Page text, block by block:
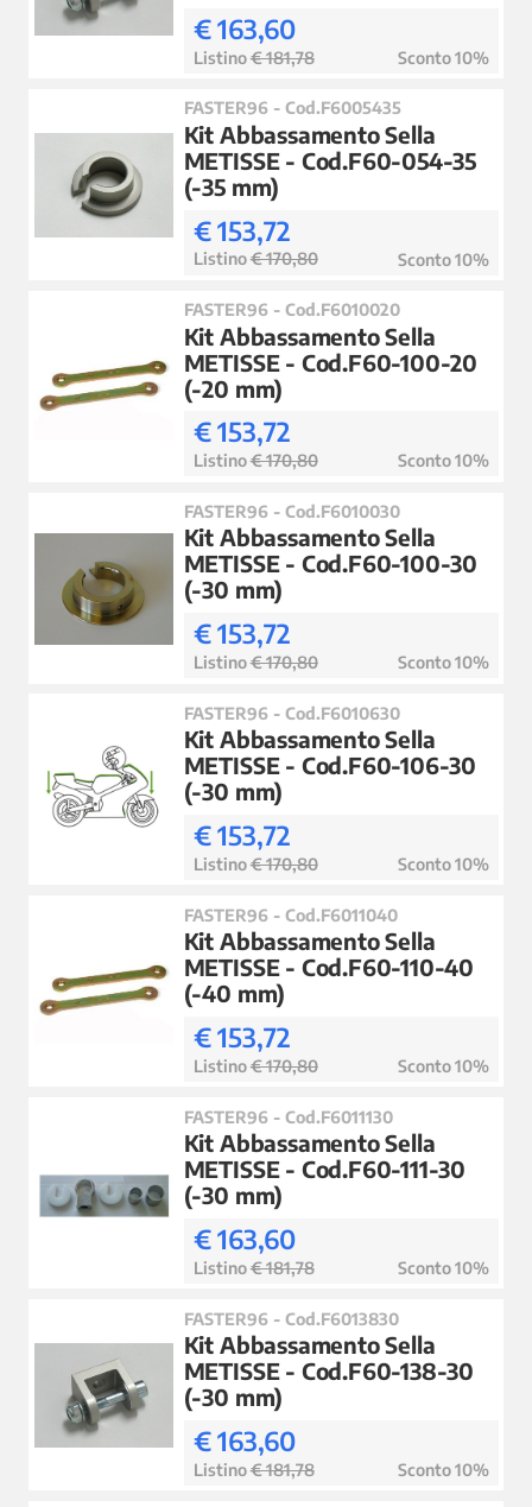
€ 163,60
Listino€ 181,78 Sconto 10%
FASTER96 - Cod.F6005435
Kit Abbassamento Sella
METISSE - Cod.F60-054-35
(-35 mm)
€ 153,72
Listino€ 170,80 Sconto 10%
FASTER96 - Cod.F6010020
Kit Abbassamento Sella
METISSE - Cod.F60-100-20
(-20 mm)
€ 153,72
Listino€ 170,80 Sconto 10%
FASTER96 - Cod.F6010030
Kit Abbassamento Sella
METISSE - Cod.F60-100-30
(-30 mm)
€ 153,72
Listino€ 170,80 Sconto 10%
FASTER96 - Cod.F6010630
Kit Abbassamento Sella
METISSE - Cod.F60-106-30
(-30 mm)
€ 153,72
Listino€ 170,80 Sconto 10%
FASTER96 - Cod.F6011040
Kit Abbassamento Sella
METISSE - Cod.F60-110-40
(-40 mm)
€ 153,72
Listino€ 170,80 Sconto 10%
FASTER96 - Cod.F6011130
Kit Abbassamento Sella
METISSE - Cod.F60-111-30
(-30 mm)
€ 163,60
Listino€ 181,78 Sconto 10%
FASTER96 - Cod.F6013830
Kit Abbassamento Sella
METISSE - Cod.F60-138-30
(-30 mm)
€ 163,60
Listino€ 181,78 Sconto 10%